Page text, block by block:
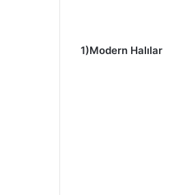
1)Modern Halılar